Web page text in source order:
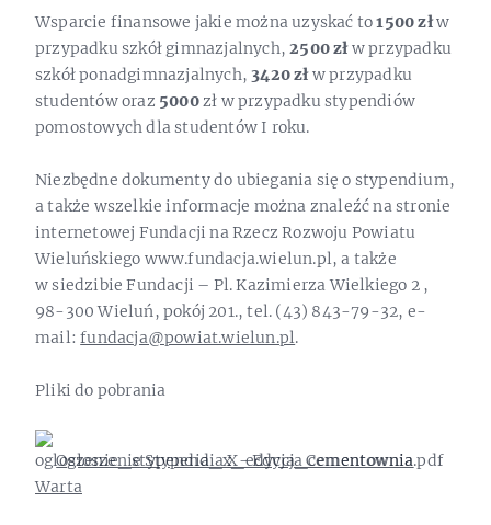
Wsparcie finansowe jakie można uzyskać to1500 złw
przypadku szkół gimnazjalnych,2500 złw przypadku
szkół ponadgimnazjalnych, 3420 złw przypadku
studentów oraz 5000zł w przypadku stypendiów
pomostowych dla studentów I roku.
Niezbędne dokumenty do ubiegania się o stypendium,
a także wszelkie informacje można znaleźć na stronie
internetowej Fundacji na Rzecz Rozwoju Powiatu
Wieluńskiego www.fundacja.wielun.pl, a także
w siedzibie Fundacji – Pl. Kazimierza Wielkiego 2 ,
98-300 Wieluń, pokój 201., tel. (43) 843-79-32, e-
mail:fundacja@powiat.wielun.pl.
Pliki do pobrania
Ogłoszenie Stypendia X- Edycja Cementownia
Warta